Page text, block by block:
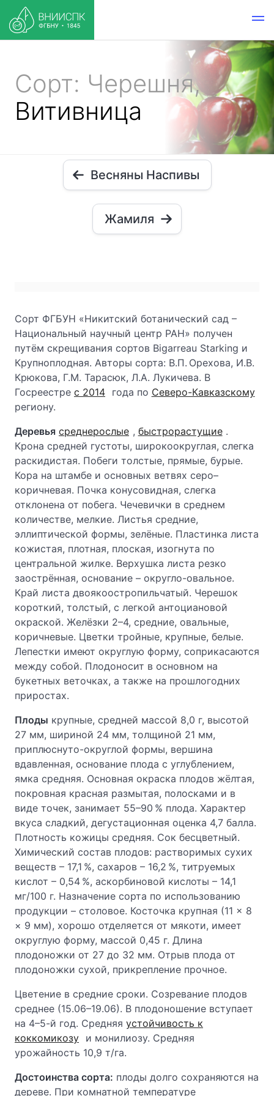
Сорт: Черешня,
Витивница
Весняны Наспивы
Жамиля
Сорт ФГБУН «Никитский ботанический сад –
Национальный научный центр РАН» получен
путём скрещивания сортов Bigarreau Starking и
Крупноплодная. Авторы сорта: В.П. Орехова, И.В.
Крюкова, Г.М. Тарасюк, Л.А. Лукичева. В
Госреестре с 2014 года по Северо-Кавказскому
региону.
Деревья среднерослые , быстрорастущие .
Крона средней густоты, широкоокруглая, слегка
раскидистая. Побеги толстые, прямые, бурые.
Кора на штамбе и основных ветвях серо–
коричневая. Почка конусовидная, слегка
отклонена от побега. Чечевички в среднем
количестве, мелкие. Листья средние,
эллиптической формы, зелёные. Пластинка листа
кожистая, плотная, плоская, изогнута по
центральной жилке. Верхушка листа резко
заострённая, основание – округло-овальное.
Край листа двоякоостропильчатый. Черешок
короткий, толстый, с легкой антоциановой
окраской. Желёзки 2–4, средние, овальные,
коричневые. Цветки тройные, крупные, белые.
Лепестки имеют округлую форму, соприкасаются
между собой. Плодоносит в основном на
букетных веточках, а также на прошлогодних
приростах.
Плоды крупные, средней массой 8,0 г, высотой
27 мм, шириной 24 мм, толщиной 21 мм,
приплюснуто-округлой формы, вершина
вдавленная, основание плода с углублением,
ямка средняя. Основная окраска плодов жёлтая,
покровная красная размытая, полосками и в
виде точек, занимает 55–90 % плода. Характер
вкуса сладкий, дегустационная оценка 4,7 балла.
Плотность кожицы средняя. Сок бесцветный.
Химический состав плодов: растворимых сухих
веществ – 17,1 %, сахаров – 16,2 %, титруемых
кислот – 0,54 %, аскорбиновой кислоты – 14,1
мг/100 г. Назначение сорта по использованию
продукции – столовое. Косточка крупная (11 × 8
× 9 мм), хорошо отделяется от мякоти, имеет
округлую форму, массой 0,45 г. Длина
плодоножки от 27 до 32 мм. Отрыв плода от
плодоножки сухой, прикрепление прочное.
Цветение в средние сроки. Созревание плодов
среднее (15.06–19.06). В плодоношение вступает
на 4–5-й год. Средняя устойчивость к
коккомикозу и монилиозу. Средняя
урожайность 10,9 т/га.
Достоинства сорта: плоды долго сохраняются на
дереве. При комнатной температуре